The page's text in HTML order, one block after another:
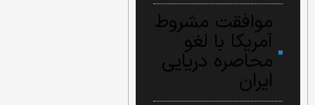
موافقت مشروط
آمریکا با لغو
محاصره دریایی
ایران